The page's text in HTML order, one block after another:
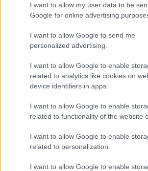
I want to allow my user data to be
Google for online advertising
I want to allow Google to send me
personalized advertising.
I want to allow Google to enable
related to analytics like cookies on
device identifiers in apps.
I want to allow Google to enable
related to functionality of the website
I want to allow Google to enable
related to personalization.
I want to allow Google to enable
Zacznij pisać, żeby zobaczyć wyniki
by zamknąć
A customizable modal perfect for
[mc4wp_form id="496"]